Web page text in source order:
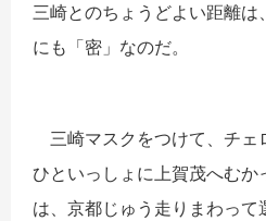
三崎とのちょうどよい距離は
にも「密」なのだ。
三崎マスクをつけて、チェ
ひといっしょに上賀茂へむ
は、京都じゅう走りまわっ